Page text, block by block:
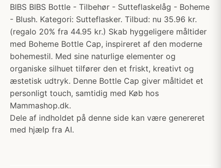
BIBS BIBS Bottle - Tilbehør - Sutteflaskelåg - Boheme
- Blush. Kategori: Sutteflasker. Tilbud: nu 35.96 kr.
(regalo 20% fra 44.95 kr.) Skab hyggeligere måltider
med Boheme Bottle Cap, inspireret af den moderne
bohemestil. Med sine naturlige elementer og
organiske silhuet tilfører den et friskt, kreativt og
æstetisk udtryk. Denne Bottle Cap giver måltidet et
personligt touch, samtidig med Køb hos
Mammashop.dk.
Dele af indholdet på denne side kan være genereret
med hjælp fra AI.